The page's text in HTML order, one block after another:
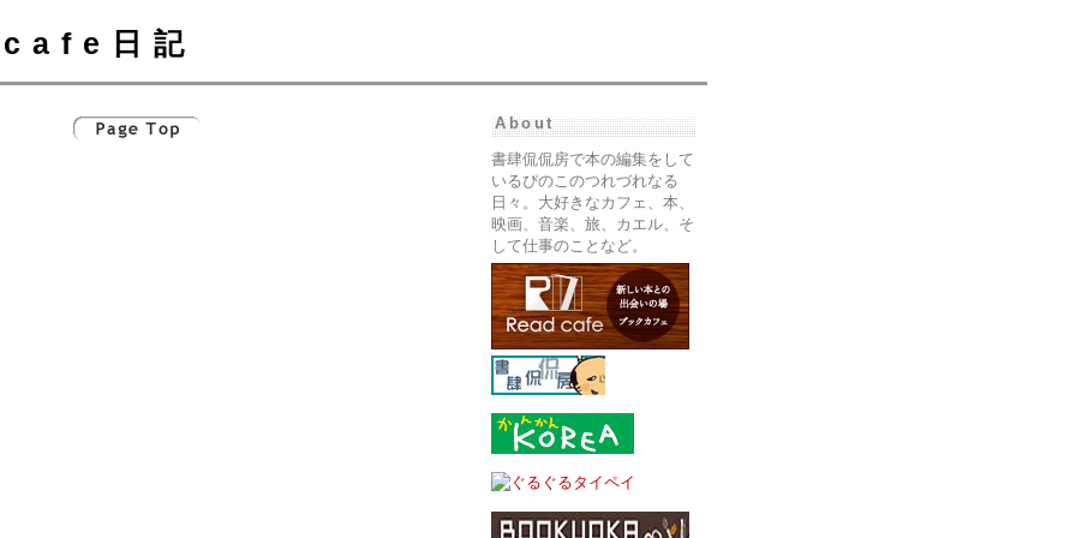
cafe日記
About
書肆侃侃房で本の編集をして
いるぴのこのつれづれなる
日々。大好きなカフェ、本、
映画、音楽、旅、カエル、そ
して仕事のことなど。